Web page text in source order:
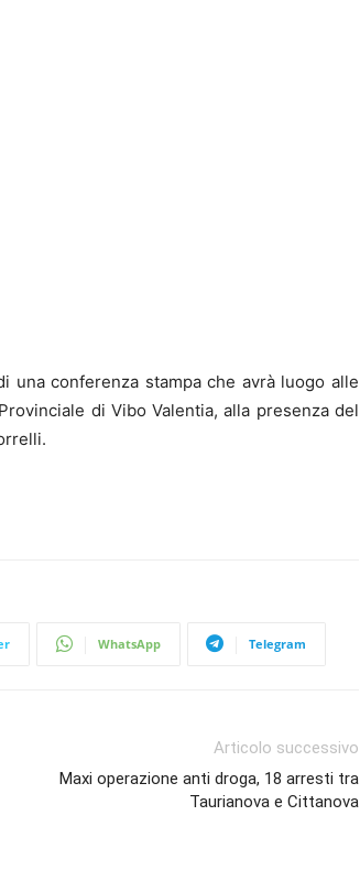
una conferenza stampa che avrà luogo alle
di Vibo Valentia, alla presenza del
WhatsApp Telegram
Articolo successivo
Maxi operazione anti droga, 18 arresti tra
Taurianova e Cittanova